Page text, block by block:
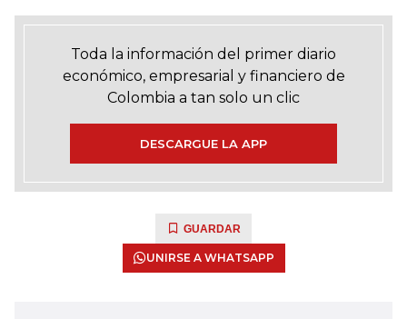
Toda la información del primer diario
económico, empresarial y financiero de
Colombia a tan solo un clic
DESCARGUE LA APP
GUARDAR
UNIRSE A WHATSAPP